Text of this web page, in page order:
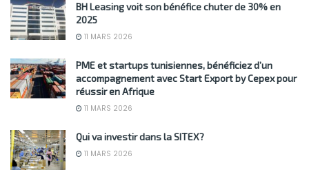
BH Leasing voit son bénéfice chuter de 30% en
2025
11 MARS 2026
PME et startups tunisiennes, bénéficiez d’un
accompagnement avec Start Export by Cepex pour
réussir en Afrique
11 MARS 2026
Qui va investir dans la SITEX?
11 MARS 2026